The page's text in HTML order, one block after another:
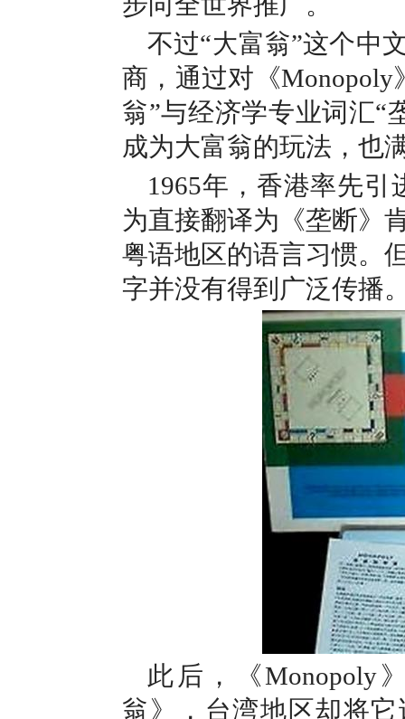
不过“大富翁”这个中
商，通过对《
翁”与经济学专业词汇“
成为大富翁的玩法，也
1965年，香港率先
为直接翻译为《垄断》
粤语地区的语言习惯。
字并没有得到广泛传播
此后，《Monopoly
翁》，台湾地区却将